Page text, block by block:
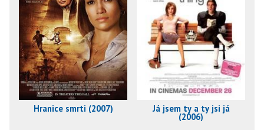
Hranice smrti (2007) Já jsem ty a ty jsi já
(2006)